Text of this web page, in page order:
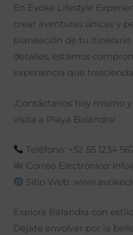
En Evoke Lifestyle
crear aventuras únicas y
planeación de tu
detalles, estamos
experiencia que
¡Contáctanos hoy mismo
visita a Playa Balandra!
Teléfono: +52 55 1234
Correo Electrónico:
Sitio Web:
Explora Balandra con
Déjate envolver por la